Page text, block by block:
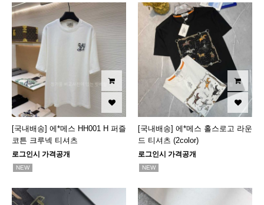
[국내배송] 에*메스 HH001 H 퍼즐
코튼 크루넥 티셔츠
로그인시 가격공개
NEW
[국내배송] 에*메스 홀스로고 라운
드 티셔츠 (2color)
로그인시 가격공개
NEW